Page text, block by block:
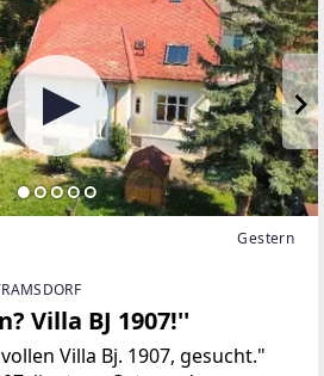
Gestern
Villa BJ 1907!''
Villa Bj. 1907, gesucht."